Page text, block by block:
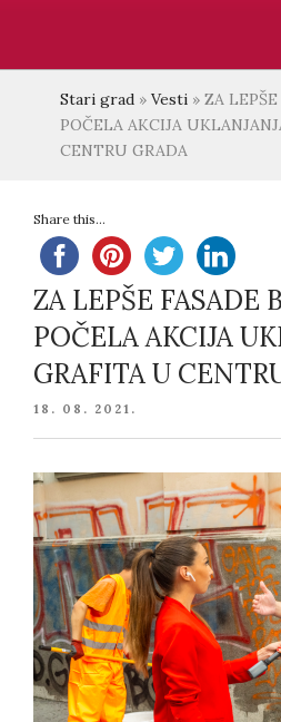
Stari grad » Vesti » ZA
POČELA AKCIJA
CENTRU GRADA
Share this...
ZA LEPŠE FASADE
POČELA AKCIJA
GRAFITA U
POSTED
18. 08. 2021.